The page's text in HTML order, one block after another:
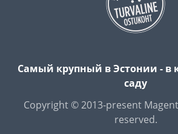
Самый крупный в Эстонии - в
саду
Copyright © 2013-present
reserved.